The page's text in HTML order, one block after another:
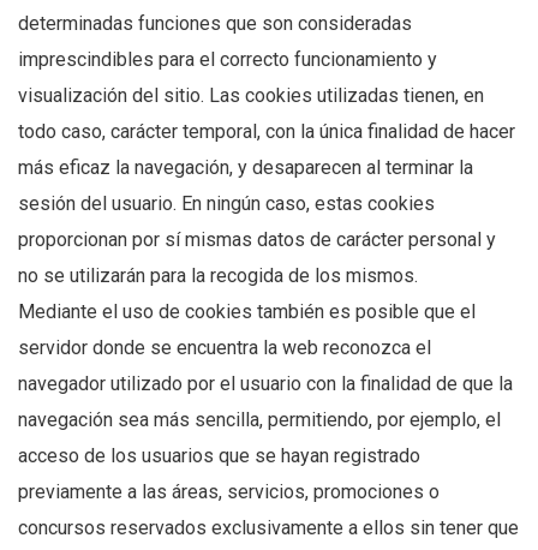
determinadas funciones que son consideradas
imprescindibles para el correcto funcionamiento y
visualización del sitio. Las cookies utilizadas tienen, en
todo caso, carácter temporal, con la única finalidad de hacer
más eficaz la navegación, y desaparecen al terminar la
sesión del usuario. En ningún caso, estas cookies
proporcionan por sí mismas datos de carácter personal y
no se utilizarán para la recogida de los mismos.
Mediante el uso de cookies también es posible que el
servidor donde se encuentra la web reconozca el
navegador utilizado por el usuario con la finalidad de que la
navegación sea más sencilla, permitiendo, por ejemplo, el
acceso de los usuarios que se hayan registrado
previamente a las áreas, servicios, promociones o
concursos reservados exclusivamente a ellos sin tener que